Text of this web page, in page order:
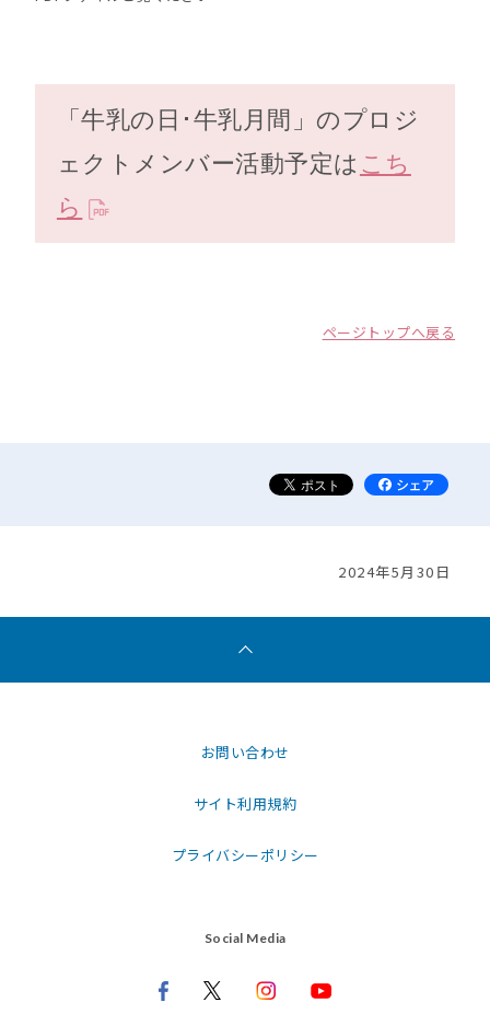
「牛乳の日･牛乳月間」のプロジ
ェクトメンバー活動予定は こち
ら
ページトップへ戻る
2024年5月30日
お問い合わせ
サイト利用規約
プライバシーポリシー
Social Media